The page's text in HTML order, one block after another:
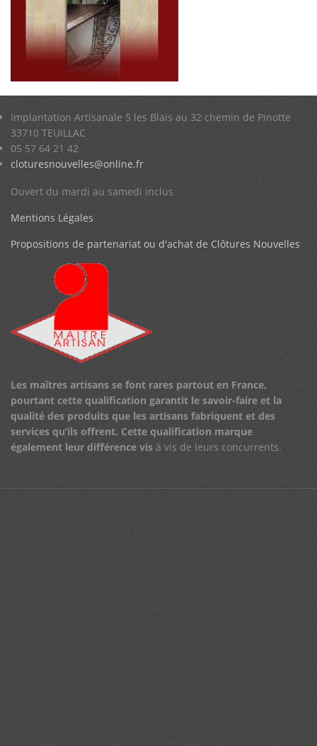
Implantation Artisanale 5 les Blais au 32 chemin de Pinotte
33710 TEUILLAC
05 57 64 21 42
cloturesnouvelles@online.fr
Ouvert du mardi au samedi inclus
Mentions Légales
Propositions de partenariat ou d'achat de Clôtures Nouvelles
Les maîtres artisans se font rares partout en France,
pourtant cette qualification garantit le savoir-faire et la
qualité des produits que les artisans fabriquent et des
services qu’ils offrent. Cette qualification marque
également leur différence vis à vis de leurs concurrents.